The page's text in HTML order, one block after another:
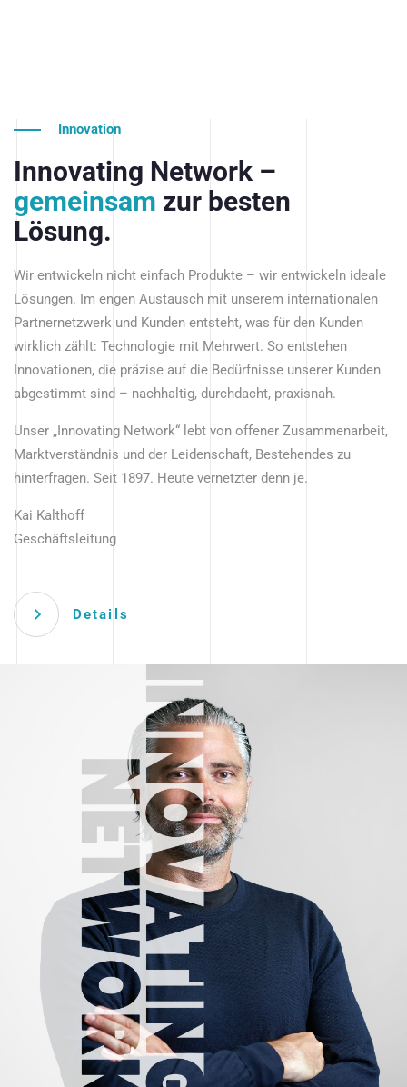
Innovation
Innovating Network –
gemeinsam zur besten
Lösung.
Wir entwickeln nicht einfach Produkte – wir entwickeln ideale
Lösungen. Im engen Austausch mit unserem internationalen
Partnernetzwerk und Kunden entsteht, was für den Kunden
wirklich zählt: Technologie mit Mehrwert. So entstehen
Innovationen, die präzise auf die Bedürfnisse unserer Kunden
abgestimmt sind – nachhaltig, durchdacht, praxisnah.
Unser „Innovating Network“ lebt von offener Zusammenarbeit,
Marktverständnis und der Leidenschaft, Bestehendes zu
hinterfragen. Seit 1897. Heute vernetzter denn je.
Kai Kalthoff
Geschäftsleitung
Details